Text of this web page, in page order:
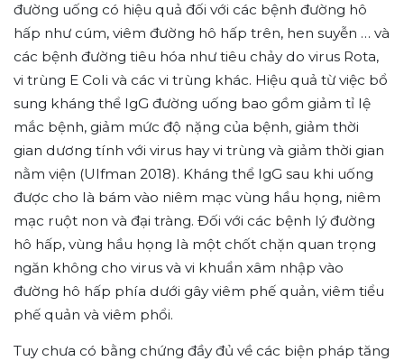
đường uống có hiệu quả đối với các bệnh đường hô
hấp như cúm, viêm đường hô hấp trên, hen suyễn … và
các bệnh đường tiêu hóa như tiêu chảy do virus Rota,
vi trùng E Coli và các vi trùng khác. Hiệu quả từ việc bổ
sung kháng thể IgG đường uống bao gồm giảm tỉ lệ
mắc bệnh, giảm mức độ nặng của bệnh, giảm thời
gian dương tính với virus hay vi trùng và giảm thời gian
nằm viện (Ulfman 2018). Kháng thể IgG sau khi uống
được cho là bám vào niêm mạc vùng hầu họng, niêm
mạc ruột non và đại tràng. Đối với các bệnh lý đường
hô hấp, vùng hầu họng là một chốt chặn quan trọng
ngăn không cho virus và vi khuẩn xâm nhập vào
đường hô hấp phía dưới gây viêm phế quản, viêm tiểu
phế quản và viêm phổi.
Tuy chưa có bằng chứng đầy đủ về các biện pháp tăng